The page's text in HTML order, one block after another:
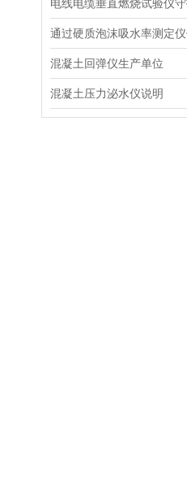
混凝土回弹仪生产单位
混凝土压力泌水仪说明